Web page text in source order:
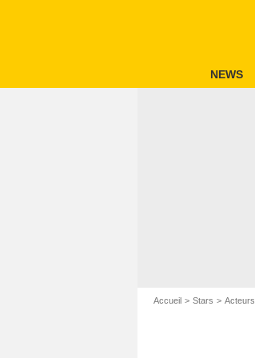
NEWS
Accueil Stars Acteurs